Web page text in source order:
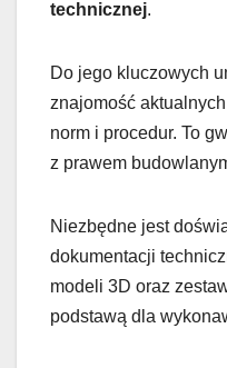
technicznej.
Do jego kluczowych
znajomość
norm i procedur. To
z prawem
Niezbędne jest
dokumentacji
modeli 3D oraz
podstawą dla